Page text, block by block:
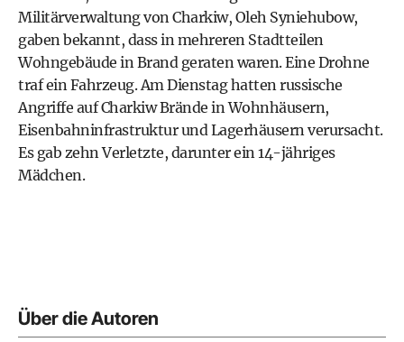
Militärverwaltung von Charkiw, Oleh Syniehubow,
gaben bekannt, dass in mehreren Stadtteilen
Wohngebäude in Brand geraten waren. Eine Drohne
traf ein Fahrzeug. Am Dienstag hatten russische
Angriffe auf Charkiw Brände in Wohnhäusern,
Eisenbahninfrastruktur und Lagerhäusern verursacht.
Es gab zehn Verletzte, darunter ein 14-jähriges
Mädchen.
Über die Autoren